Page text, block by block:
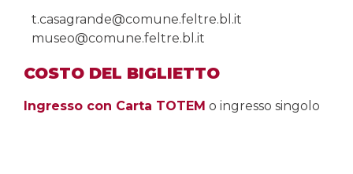
t.casagrande@comune.feltre.bl.it
museo@comune.feltre.bl.it
COSTO DEL BIGLIETTO
Ingresso con Carta TOTEM o ingresso singolo